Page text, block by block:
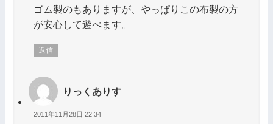
ゴム製のもありますが、やっぱりこの布製の方
が安心して遊べます。
返信
りっくありす
2011年11月28日 22:34